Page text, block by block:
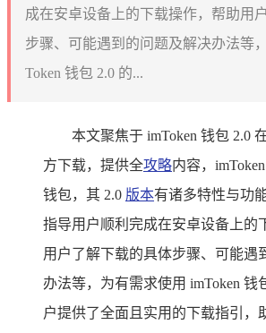
成在安卓设备上的下载操作，帮助用
步骤、可能遇到的问题及解决办法等
Token 钱包 2.0 的...
本文聚焦于 imToken 钱包 2.0
方下载，提供全攻略内容，
钱包，其 2.0 版本有诸多特性与功
指导用户顺利完成在安卓设备上的
用户了解下载的具体步骤、可能遇
办法等，为有需求使用 imToken 钱
户提供了全面且实用的下载指引，